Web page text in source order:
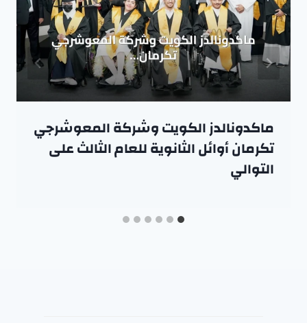
ماكدونالدز الكويت وشركة المعوشرجي
تكرمان أوائل الثانوية للعام الثالث على
التوالي